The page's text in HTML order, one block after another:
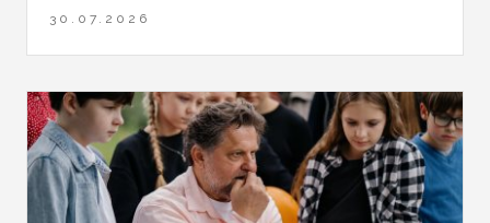
30.07.2026